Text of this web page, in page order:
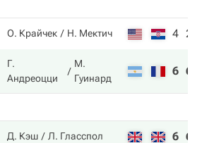
О. Крайчек Н. Мектич 4 2
Г.
Андреоцци
М.
Гуинард
6 6
Д. Кэш Л. Гласспол 6 6